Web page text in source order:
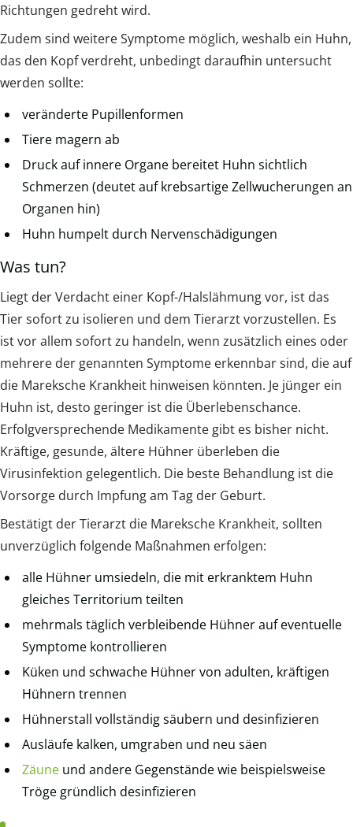
Richtungen gedreht wird.
Zudem sind weitere Symptome möglich, weshalb ein Huhn,
das den Kopf verdreht, unbedingt daraufhin untersucht
werden sollte:
veränderte Pupillenformen
Tiere magern ab
Druck auf innere Organe bereitet Huhn sichtlich
Schmerzen (deutet auf krebsartige Zellwucherungen an
Organen hin)
Huhn humpelt durch Nervenschädigungen
Was tun?
Liegt der Verdacht einer Kopf-/Halslähmung vor, ist das
Tier sofort zu isolieren und dem Tierarzt vorzustellen. Es
ist vor allem sofort zu handeln, wenn zusätzlich eines oder
mehrere der genannten Symptome erkennbar sind, die auf
die Mareksche Krankheit hinweisen könnten. Je jünger ein
Huhn ist, desto geringer ist die Überlebenschance.
Erfolgversprechende Medikamente gibt es bisher nicht.
Kräftige, gesunde, ältere Hühner überleben die
Virusinfektion gelegentlich. Die beste Behandlung ist die
Vorsorge durch Impfung am Tag der Geburt.
Bestätigt der Tierarzt die Mareksche Krankheit, sollten
unverzüglich folgende Maßnahmen erfolgen:
alle Hühner umsiedeln, die mit erkranktem Huhn
gleiches Territorium teilten
mehrmals täglich verbleibende Hühner auf eventuelle
Symptome kontrollieren
Küken und schwache Hühner von adulten, kräftigen
Hühnern trennen
Hühnerstall vollständig säubern und desinfizieren
Ausläufe kalken, umgraben und neu säen
Zäune und andere Gegenstände wie beispielsweise
Tröge gründlich desinfizieren